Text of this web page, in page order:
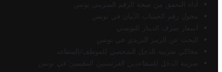
أداة التحقق من صحة الرقم الضريبي تونس
محول رقم الحساب الآيبان في تونس
أسعار صرف الدينار التونسي
البحث عن الرمز البريدي في تونس
محاكي ضريبة الدخل الشخصي للموظف/المتقاعد
ضريبة الدخل للمتقاعدين الفرنسيين المقيمين في تونس